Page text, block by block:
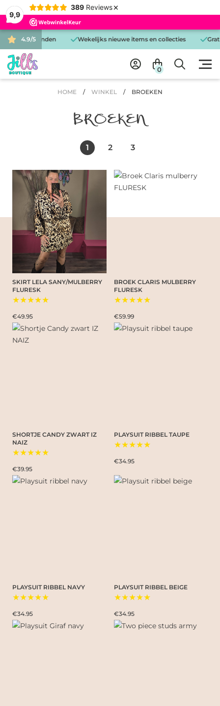
9,9
389 Reviews ×
4.9/5
verzonden Wekelijks nieuwe items en collecties Gratis
0
HOME / WINKEL / BROEKEN
BROEKEN
1 2 3
SKIRT LELA SANY/MULBERRY
FLURESK
★★★★★
€49.95
BROEK CLARIS MULBERRY
FLURESK
★★★★★
€59.99
SHORTJE CANDY ZWART IZ
NAIZ
★★★★★
€39.95
PLAYSUIT RIBBEL TAUPE
★★★★★
€34.95
PLAYSUIT RIBBEL NAVY
★★★★★
€34.95
PLAYSUIT RIBBEL BEIGE
★★★★★
€34.95